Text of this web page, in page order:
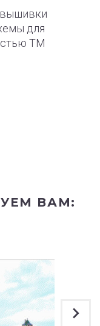
для
ТМ
ВАМ: